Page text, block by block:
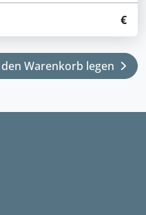
€
Warenkorb legen